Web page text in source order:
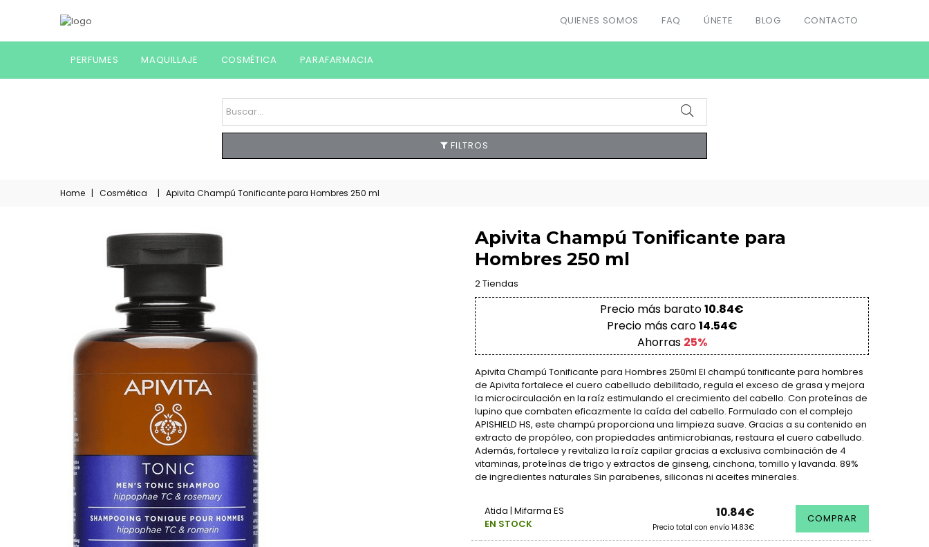
QUIENES SOMOS FAQ ÚNETE BLOG CONTACTO
PERFUMES MAQUILLAJE COSMÉTICA PARAFARMACIA
FILTROS
Home | Cosmética | Apivita Champú Tonificante para Hombres 250 ml
Apivita Champú Tonificante para
Hombres 250 ml
2 Tiendas
Precio más barato10.84€
Precio más caro14.54€
Ahorras 25%
Apivita Champú Tonificante para Hombres 250ml El champú tonificante para hombres
de Apivita fortalece el cuero cabelludo debilitado, regula el exceso de grasa y mejora
la microcirculación en la raíz estimulando el crecimiento del cabello. Con proteínas de
lupino que combaten eficazmente la caída del cabello. Formulado con el complejo
APISHIELD HS, este champú proporciona una limpieza suave. Gracias a su contenido en
extracto de propóleo, con propiedades antimicrobianas, restaura el cuero cabelludo.
Además, fortalece y revitaliza la raíz capilar gracias a exclusiva combinación de 4
vitaminas, proteínas de trigo y extractos de ginseng, cinchona, tomillo y lavanda. 89%
de ingredientes naturales Sin parabenes, siliconas ni aceites minerales.
Atida | Mifarma ES
EN STOCK
10.84€
Precio total con envío 14.83€
COMPRAR